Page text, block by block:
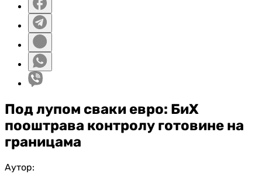
Под лупом сваки евро: БиХ
пооштрава контролу готовине на
границама
Аутор: